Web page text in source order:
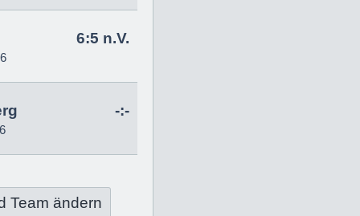
6:5 n.V.
-:-
Team ändern